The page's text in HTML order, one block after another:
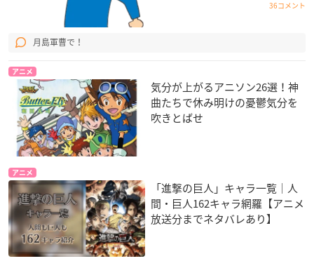
36コメント
月島軍曹で！
アニメ
気分が上がるアニソン26選！神
曲たちで休み明けの憂鬱気分を
吹きとばせ
アニメ
「進撃の巨人」キャラ一覧｜人
間・巨人162キャラ網羅【アニメ
放送分までネタバレあり】